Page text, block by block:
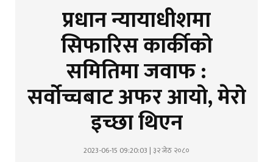
प्रधान न्यायाधीशमा
सिफारिस कार्कीको
समितिमा जवाफ :
सर्वोच्चबाट अफर आयो, मेरो
इच्छा थिएन
2023-06-15 09:20:03 | ३२ जेठ २०८०